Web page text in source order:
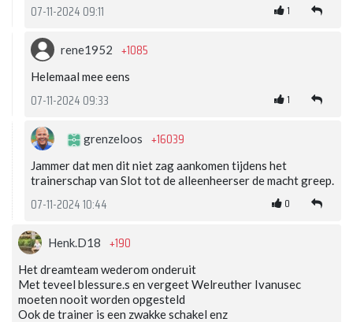
07-11-2024 09:11 1
rene1952 +1085
Helemaal mee eens
07-11-2024 09:33 1
grenzeloos +16039
Jammer dat men dit niet zag aankomen tijdens het
trainerschap van Slot tot de alleenheerser de macht greep.
07-11-2024 10:44 0
Henk.D18 +190
Het dreamteam wederom onderuit
Met teveel blessure.s en vergeet Welreuther Ivanusec
moeten nooit worden opgesteld
Ook de trainer is een zwakke schakel enz